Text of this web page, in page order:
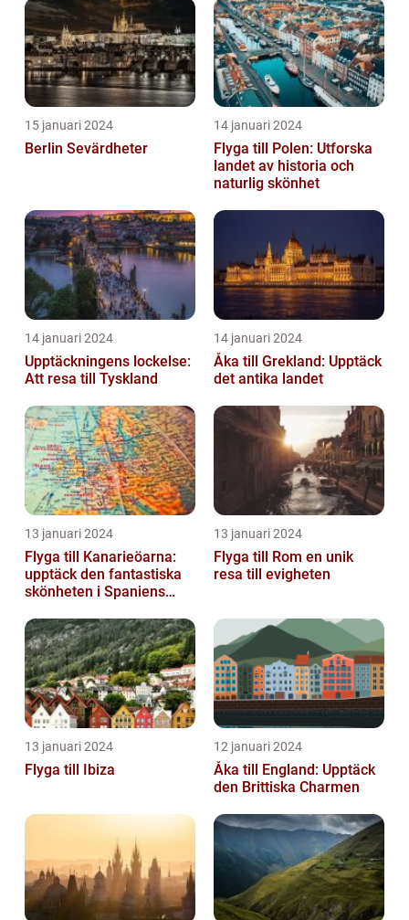
15 januari 2024
Berlin Sevärdheter
14 januari 2024
Flyga till Polen: Utforska
landet av historia och
naturlig skönhet
14 januari 2024
Upptäckningens lockelse:
Att resa till Tyskland
14 januari 2024
Åka till Grekland: Upptäck
det antika landet
13 januari 2024
Flyga till Kanarieöarna:
upptäck den fantastiska
skönheten i Spaniens
13 januari 2024
Flyga till Rom en unik
resa till evigheten
13 januari 2024
Flyga till Ibiza
12 januari 2024
Åka till England: Upptäck
den Brittiska Charmen